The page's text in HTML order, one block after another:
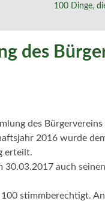
100 Dinge,
des
des
2016 wurde
erteilt.
30.03.2017 auch
stimmberechtigt.